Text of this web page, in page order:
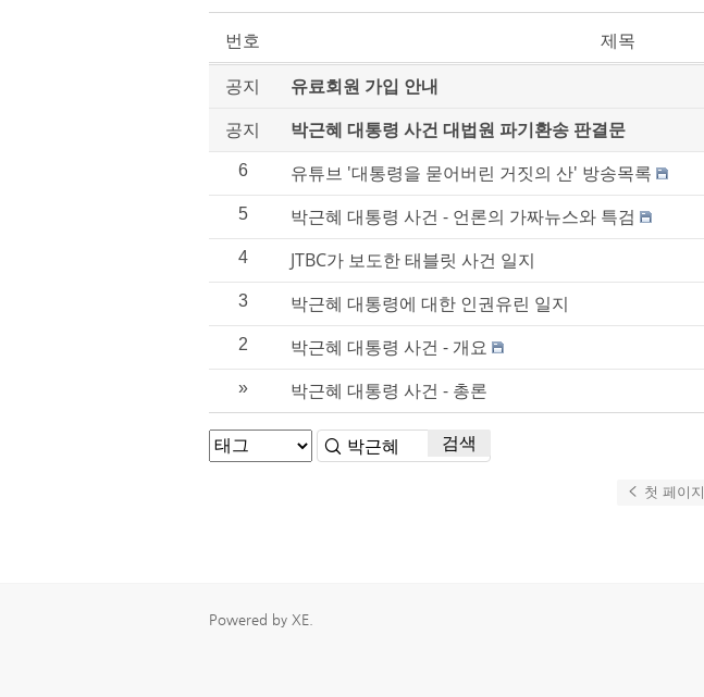
번호 제목
공지
유료회원 가입 안내
공지 박근혜 대통령 사건 대법원 파기환송 판결문
6 유튜브 '대통령을 묻어버린 거짓의 산' 방송목록
5 박근혜 대통령 사건 - 언론의 가짜뉴스와 특검
4 JTBC가 보도한 태블릿 사건 일지
3 박근혜 대통령에 대한 인권유린 일지
2 박근혜 대통령 사건 - 개요
» 박근혜 대통령 사건 - 총론
검색
첫 페이지
Powered by XE